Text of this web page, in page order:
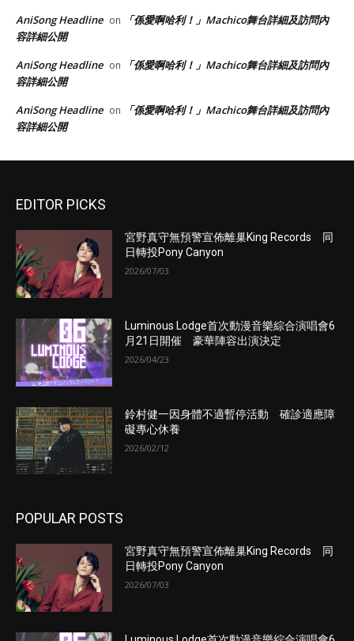
AniSong Headline on
「係愛啊哈利！」Machico舞台詳細及訪問內
容詳細公開
AniSong Headline on
「係愛啊哈利！」Machico舞台詳細及訪問內
容詳細公開
AniSong Headline on
「係愛啊哈利！」Machico舞台詳細及訪問內
容詳細公開
EDITOR PICKS
宮野真守無預警宣佈離巢King Records 同
日轉投Pony Canyon
2026/07/03
Luminous Lodge首次動漫音樂綜合演唱會6
月21日開催 豪華陣容出演決定
2026/04/23
鈴村健一因身體不適暫停活動 確診適應障
礙專心休養
2026/02/12
POPULAR POSTS
宮野真守無預警宣佈離巢King Records 同
日轉投Pony Canyon
2026/07/03